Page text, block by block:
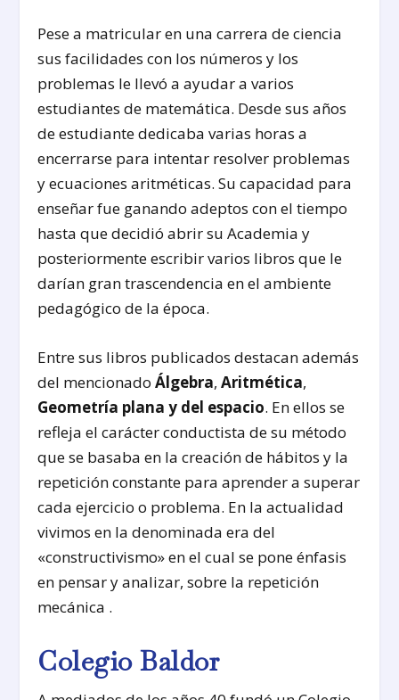
Pese a matricular en una carrera de ciencia
sus facilidades con los números y los
problemas le llevó a ayudar a varios
estudiantes de matemática. Desde sus años
de estudiante dedicaba varias horas a
encerrarse para intentar resolver problemas
y ecuaciones aritméticas. Su capacidad para
enseñar fue ganando adeptos con el tiempo
hasta que decidió abrir su Academia y
posteriormente escribir varios libros que le
darían gran trascendencia en el ambiente
pedagógico de la época.
Entre sus libros publicados destacan además
del mencionadoÁlgebra,Aritmética,
Geometría plana y del espacio. En ellos se
refleja el carácter conductista de su método
que se basaba en la creación de hábitos y la
repetición constante para aprender a superar
cada ejercicio o problema. En la actualidad
vivimos en la denominada era del
«constructivismo» en el cual se pone énfasis
en pensar y analizar, sobre la repetición
mecánica .
Colegio Baldor